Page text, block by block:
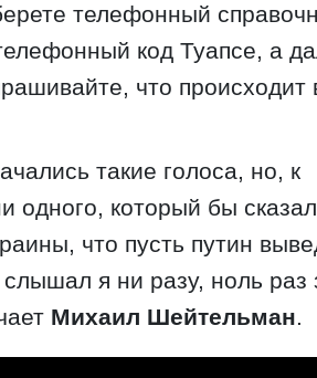
телефонный
код Туапсе, а
что происходит
такие голоса, но, к
одного, который бы
что пусть путин
я ни разу, ноль раз
Михаил Шейтельман.